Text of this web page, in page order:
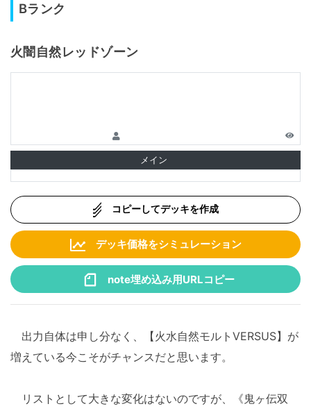
Bランク
火闇自然レッドゾーン
メイン
コピーしてデッキを作成
デッキ価格をシミュレーション
note埋め込み用URLコピー
出力自体は申し分なく、【火水自然モルトVERSUS】が
増えている今こそがチャンスだと思います。
リストとして大きな変化はないのですが、《鬼ヶ伝双